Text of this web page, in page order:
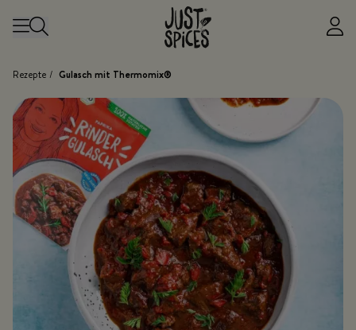
Rezepte / Gulasch mit Thermomix®